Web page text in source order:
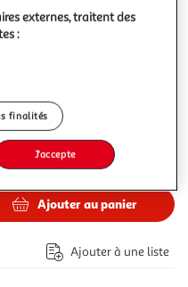
327,94€
Ajouter au panier
Ajouter à une liste
externes, traitent des
:
finalités
J'accepte